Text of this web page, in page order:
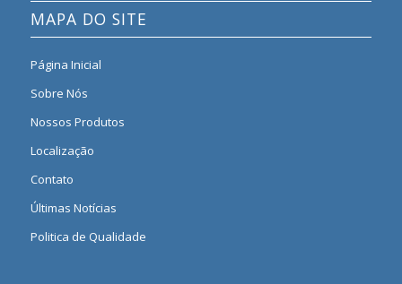
MAPA DO SITE
Página Inicial
Sobre Nós
Nossos Produtos
Localização
Contato
Últimas Notícias
Politica de Qualidade